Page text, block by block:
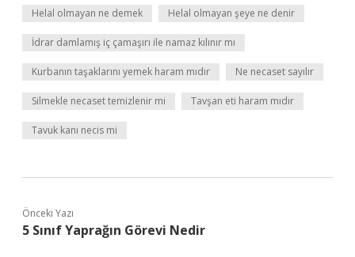
Helal olmayan ne demek Helal olmayan şeye ne denir
İdrar damlamış iç çamaşırı ile namaz kılınır mı
Kurbanın taşaklarını yemek haram mıdır Ne necaset sayılır
Silmekle necaset temizlenir mi Tavşan eti haram mıdır
Tavuk kanı necis mi
Önceki Yazı
5 Sınıf Yaprağın Görevi Nedir